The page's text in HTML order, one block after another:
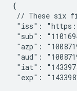
{
// These six
"iss": "https://
"sub":
"azp":
"aud":
"iat":
"exp":